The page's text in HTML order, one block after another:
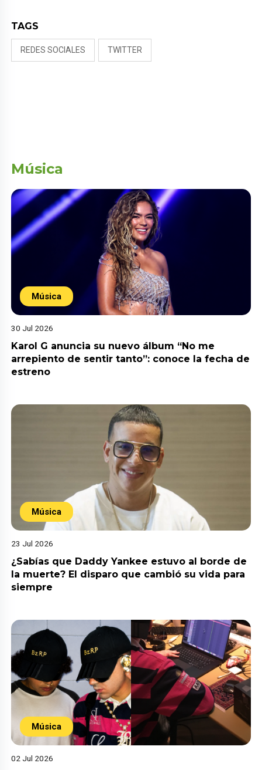
TAGS
REDES SOCIALES TWITTER
Música
Música
30 Jul 2026
Karol G anuncia su nuevo álbum “No me
arrepiento de sentir tanto”: conoce la fecha de
estreno
Música
23 Jul 2026
¿Sabías que Daddy Yankee estuvo al borde de
la muerte? El disparo que cambió su vida para
siempre
Música
02 Jul 2026